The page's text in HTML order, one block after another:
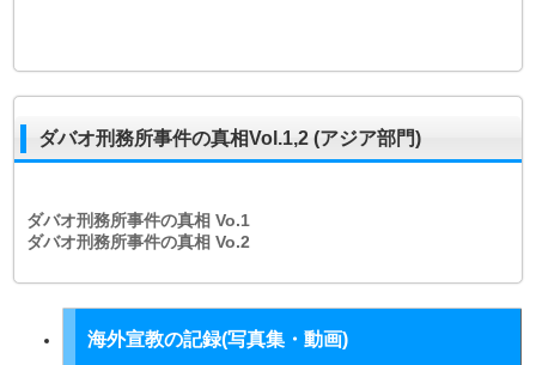
ダバオ刑務所事件の真相Vol.1,2 (アジア部門)
ダバオ刑務所事件の真相Vo.1
ダバオ刑務所事件の真相Vo.2
海外宣教の記録(写真集・動画)